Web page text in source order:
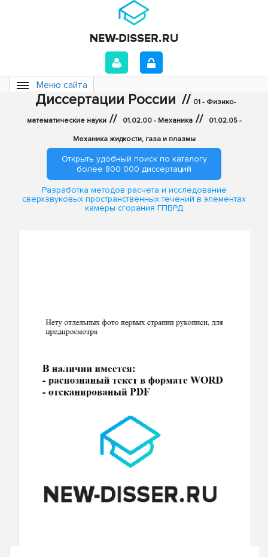
Меню сайта
Диссертации России // 01 - Физико-
математические науки // 01.02.00 - Механика // 01.02.05 -
Механика жидкости, газа и плазмы
Открыть удобный поиск по каталогу
более 800 000 диссертаций
Разработка методов расчета и исследование
сверхзвуковых пространственных течений в элементах
камеры сгорания ГПВРД